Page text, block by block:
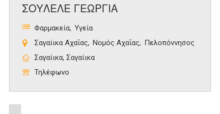
ΣΟΥΛΕΛΕ ΓΕΩΡΓΙΑ
Φαρμακεία Υγεία
Σαγαίικα Αχαΐας
Νομός Αχαΐας
Πελοπόννησος
Σαγαίικα, Σαγαίικα
Τηλέφωνο